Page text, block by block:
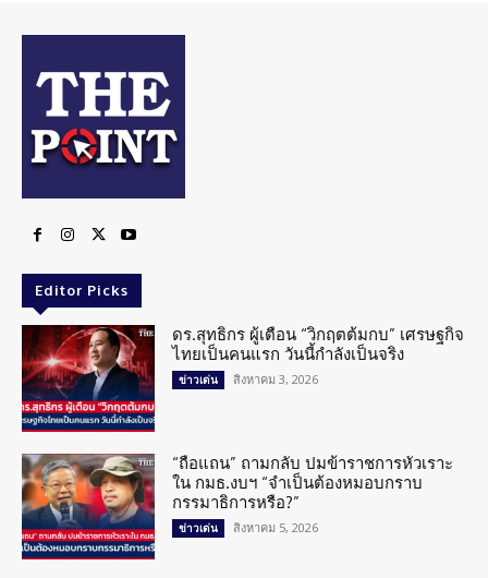
Editor Picks
ดร.สุทธิกร ผู้เตือน “วิกฤตต้มกบ” เศรษฐกิจ
ไทยเป็นคนแรก วันนี้กำลังเป็นจริง
ข่าวเด่น สิงหาคม 3, 2026
“ถือแถน” ถามกลับ ปมข้าราชการหัวเราะ
ใน กมธ.งบฯ “จำเป็นต้องหมอบกราบ
กรรมาธิการหรือ?”
ข่าวเด่น สิงหาคม 5, 2026